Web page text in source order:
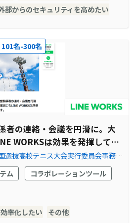
部からのセキュリティを高めたい
101名-300名
者の連絡・会議を円滑に。大
WORKSは効果を発揮してい
選抜高校テニス大会実行委員会事務局
ム
コラボレーションツール
率化したい
その他